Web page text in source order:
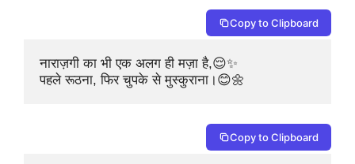
Copy to Clipboard
नाराज़गी का भी एक अलग ही मज़ा है,😌✨
पहले रूठना, फिर चुपके से मुस्कुराना।😊🌼
Copy to Clipboard